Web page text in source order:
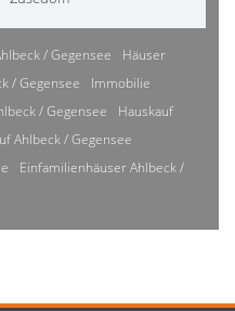
/ Gegensee
Häuser
/ Gegensee
Immobilie
/ Gegensee
Hauskauf
Ahlbeck / Gegensee
Einfamilienhäuser Ahlbeck /